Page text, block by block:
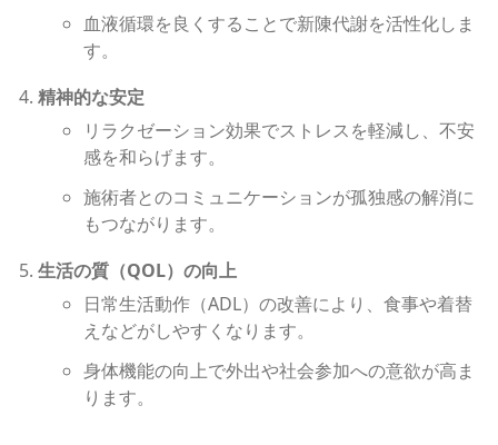
血液循環を良くすることで新陳代謝を活性化しま
す。
精神的な安定
リラクゼーション効果でストレスを軽減し、不安
感を和らげます。
施術者とのコミュニケーションが孤独感の解消に
もつながります。
生活の質（QOL）の向上
日常生活動作（ADL）の改善により、食事や着替
えなどがしやすくなります。
身体機能の向上で外出や社会参加への意欲が高ま
ります。